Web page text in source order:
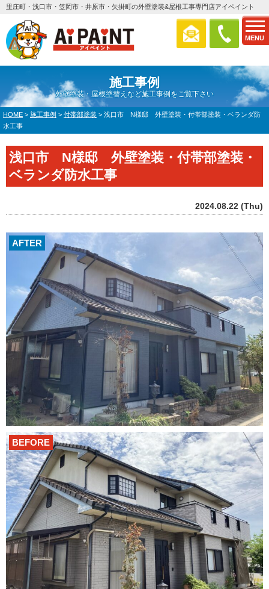
MENU
里庄町・浅口市・笠岡市・井原市・矢掛町の外壁塗装&屋根工事専門店アイペイント
施工事例
外壁塗装・屋根塗替えなど施工事例をご覧下さい
HOME > 施工事例 > 付帯部塗装 > 浅口市 N様邸 外壁塗装・付帯部塗装・ベランダ防
水工事
浅口市 N様邸 外壁塗装・付帯部塗装・
ベランダ防水工事
2024.08.22 (Thu)
AFTER
BEFORE